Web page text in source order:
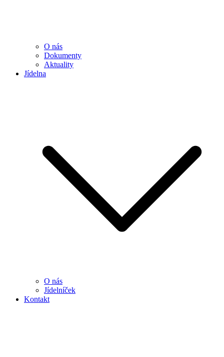
O nás
Dokumenty
Aktuality
Jídelna
O nás
Jídelníček
Kontakt